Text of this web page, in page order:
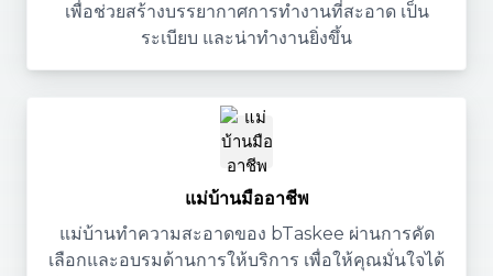
เพื่อช่วยสร้างบรรยากาศการทำงานที่สะอาด เป็น
ระเบียบ และน่าทำงานยิ่งขึ้น
แม่บ้านมืออาชีพ
แม่บ้านทำความสะอาดของ bTaskee ผ่านการคัด
เลือกและอบรมด้านการให้บริการ เพื่อให้คุณมั่นใจได้